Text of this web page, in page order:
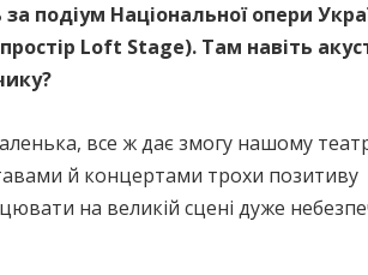
подіум Національної опери
Loft Stage). Там навіть
все ж дає змогу нашому
й концертами трохи позитиву
на великій сцені дуже